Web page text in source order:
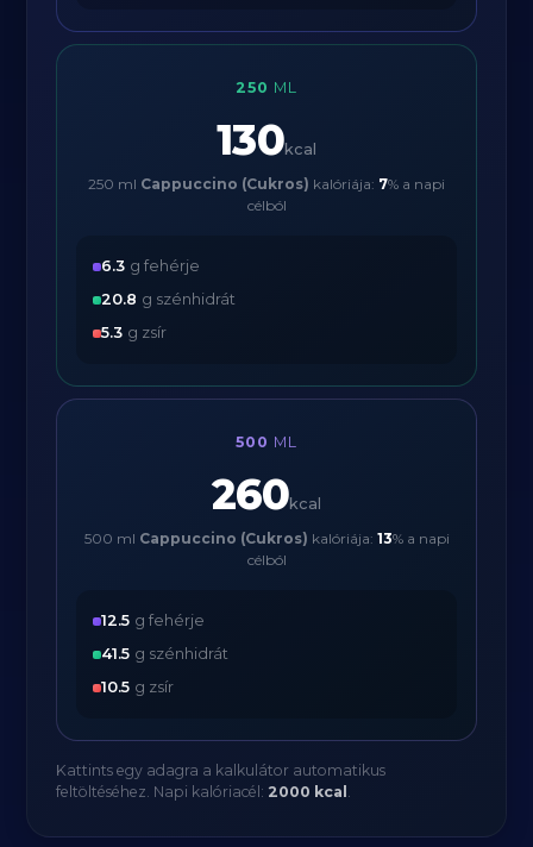
250 ML
130kcal
250 ml Cappuccino (Cukros) kalóriája: 7% a napi
célból
6.3 g fehérje
20.8 g szénhidrát
5.3 g zsír
500 ML
260kcal
500 ml Cappuccino (Cukros) kalóriája: 13% a napi
célból
12.5 g fehérje
41.5 g szénhidrát
10.5 g zsír
Kattints egy adagra a kalkulátor automatikus
feltöltéséhez. Napi kalóriacél: 2000 kcal .